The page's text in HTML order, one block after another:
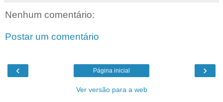
Nenhum comentário:
Postar um comentário
‹ ›
Página inicial
Ver versão para a web